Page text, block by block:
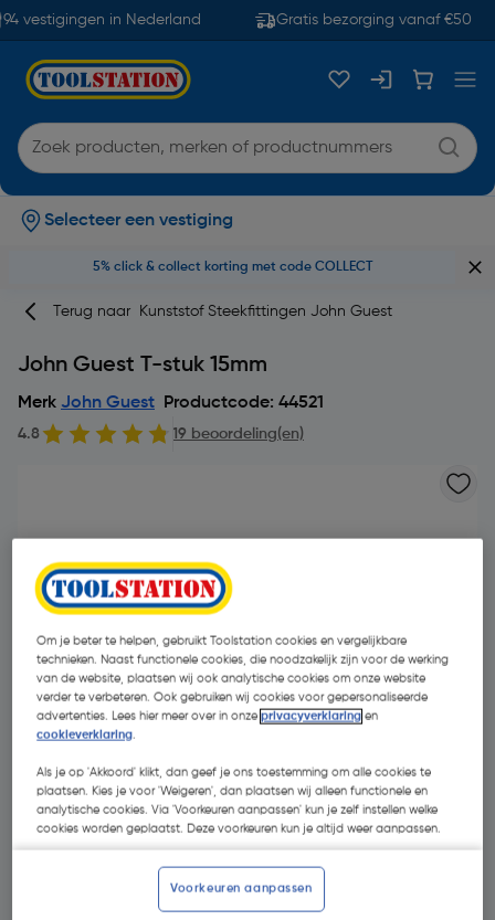
vestigingen in Nederland Gratis bezorging vanaf €50
Selecteer een vestiging
5% click & collect korting met code COLLECT
Terug naar Kunststof Steekfittingen John Guest
John Guest T-stuk 15mm
Merk John Guest Productcode: 44521
4.8 19 beoordeling(en)
- 63 %
€ 7,55
| Excl. btw € 2,31
Om je beter te helpen, gebruikt Toolstation cookies en vergelijkbare
technieken. Naast functionele cookies, die noodzakelijk zijn voor de werking
van de website, plaatsen wij ook analytische cookies om onze website
verder te verbeteren. Ook gebruiken wij cookies voor gepersonaliseerde
advertenties. Lees hier meer over in onzeprivacyverklaring en
cookieverklaring.
Als je op 'Akkoord' klikt, dan geef je ons toestemming om alle cookies te
plaatsen. Kies je voor 'Weigeren', dan plaatsen wij alleen functionele en
analytische cookies. Via 'Voorkeuren aanpassen' kun je zelf instellen welke
cookies worden geplaatst. Deze voorkeuren kun je altijd weer aanpassen.
Voorkeuren aanpassen